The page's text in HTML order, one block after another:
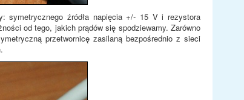
symetrycznego źródła napięcia +/- 15 V i rezystora
od tego, jakich prądów się spodziewamy. Zarówno
przetwornicę zasilaną bezpośrednio z sieci